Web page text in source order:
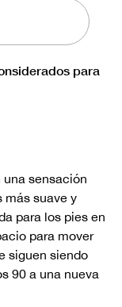
para
una sensación
más suave y
para los pies en
para mover
siguen siendo
90 a una nueva